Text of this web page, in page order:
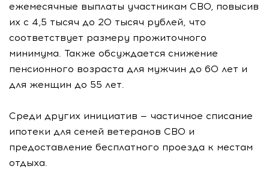
ежемесячные выплаты участникам СВО, повысив
их с 4,5 тысяч до 20 тысяч рублей, что
соответствует размеру прожиточного
минимума. Также обсуждается снижение
пенсионного возраста для мужчин до 60 лет и
для женщин до 55 лет.
Среди других инициатив — частичное списание
ипотеки для семей ветеранов СВО и
предоставление бесплатного проезда к местам
отдыха.